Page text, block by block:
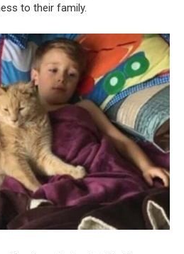
to their family.